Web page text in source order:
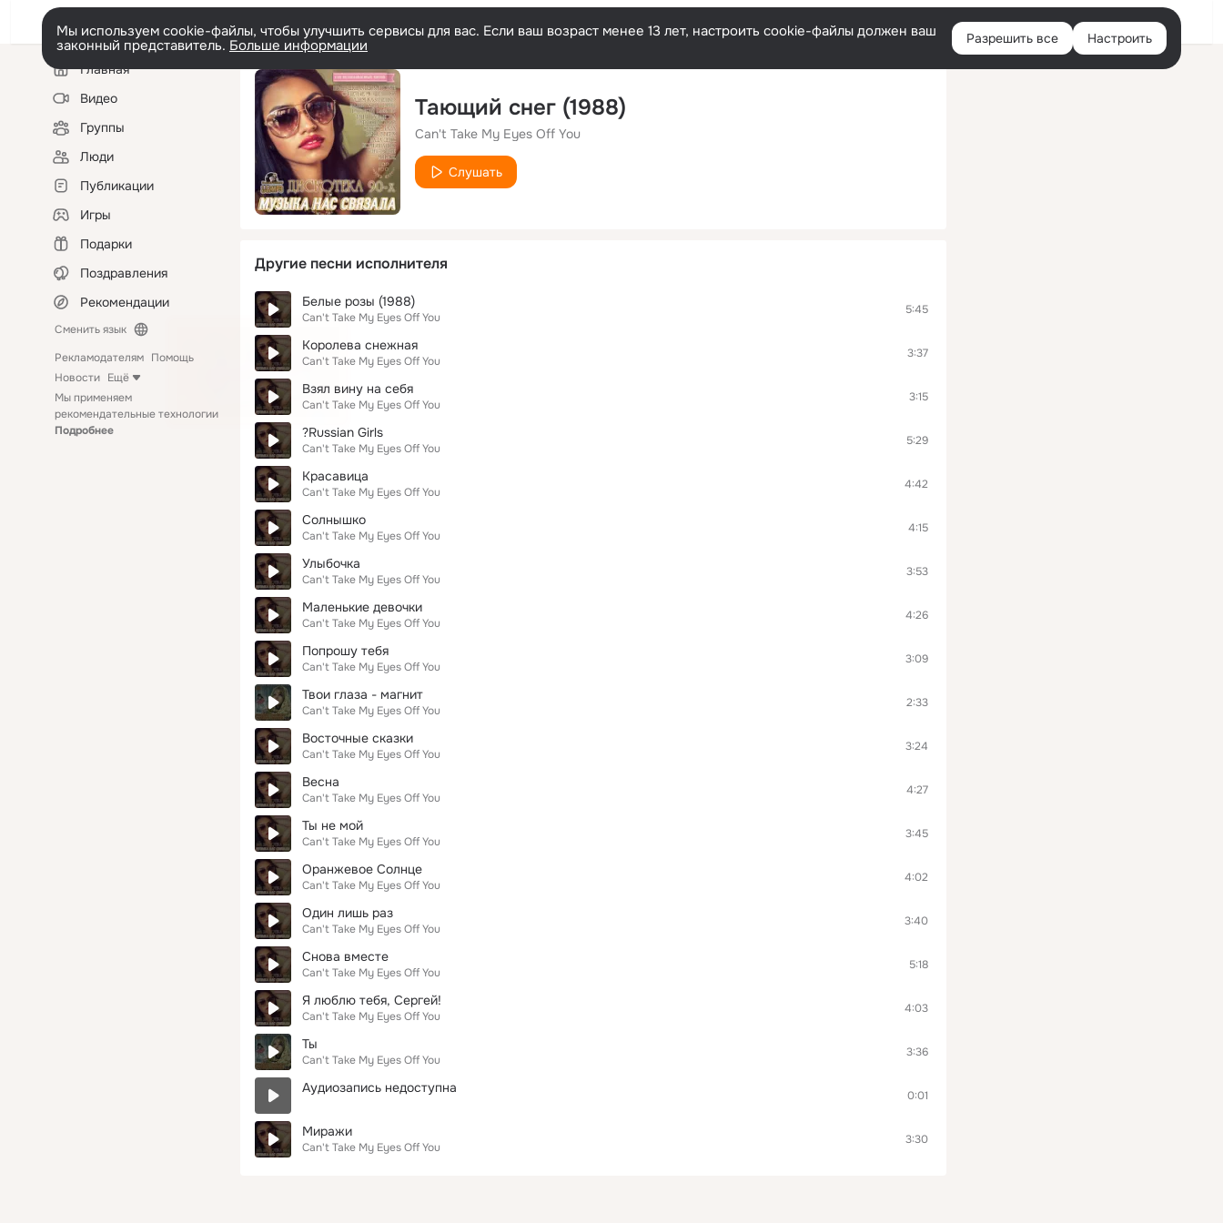
Войти
Мы используем cookie-файлы, чтобы улучшить сервисы для вас. Если ваш возраст менее 13 лет, настроить cookie-файлы должен ваш
законный представитель. Больше информации Разрешить все Настроить
Левая
колонкаГлавная
Видео
Группы
Люди
Публикации
Игры
Подарки
Поздравления
Рекомендации
Сменить язык
Рекламодателям Помощь
Новости Ещё
Мы применяем
рекомендательные технологии
Подробнее
Тающий снег (1988)
Can't Take My Eyes Off You
Слушать
Другие песни исполнителя
Белые розы (1988)
Can't Take My Eyes Off You
5:45
Королева снежная
Can't Take My Eyes Off You
3:37
Взял вину на себя
Can't Take My Eyes Off You
3:15
?Russian Girls
Can't Take My Eyes Off You
5:29
Красавица
Can't Take My Eyes Off You
4:42
Солнышко
Can't Take My Eyes Off You
4:15
Улыбочка
Can't Take My Eyes Off You
3:53
Маленькие девочки
Can't Take My Eyes Off You
4:26
Попрошу тебя
Can't Take My Eyes Off You
3:09
Твои глаза - магнит
Can't Take My Eyes Off You
2:33
Восточные сказки
Can't Take My Eyes Off You
3:24
Весна
Can't Take My Eyes Off You
4:27
Ты не мой
Can't Take My Eyes Off You
3:45
Оранжевое Солнце
Can't Take My Eyes Off You
4:02
Один лишь раз
Can't Take My Eyes Off You
3:40
Снова вместе
Can't Take My Eyes Off You
5:18
Я люблю тебя, Сергей!
Can't Take My Eyes Off You
4:03
Ты
Can't Take My Eyes Off You
3:36
Аудиозапись недоступна 0:01
Миражи
Can't Take My Eyes Off You
3:30